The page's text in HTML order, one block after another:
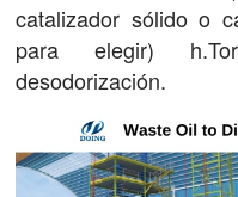
catalizador sólido o
para elegir)
desodorización.